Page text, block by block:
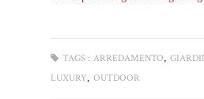
TAGS : ARREDAMENTO,
LUXURY, OUTDOOR